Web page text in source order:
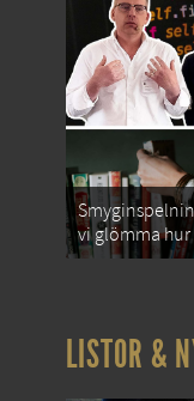
vi glömma hur
LISTOR &